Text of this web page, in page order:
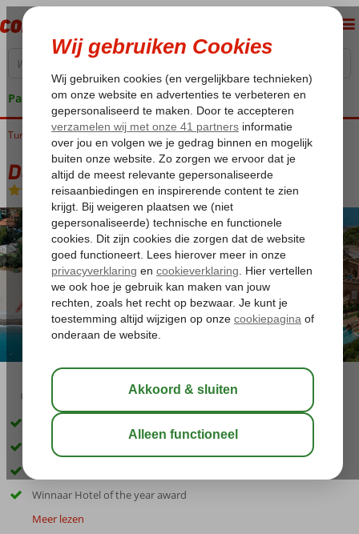
Pakketgarantie
Home
Turkije Turkse Riviera Alanya Okurcalar Delphin Deluxe
Delphin Deluxe
Ultra All Inclusive-Hotel
03:45
Perfect hotel voor een zorgeloze vakantie
Maar liefst 8 restaurants en 6 bars
Winnaar Hotel of the year award
Meer lezen